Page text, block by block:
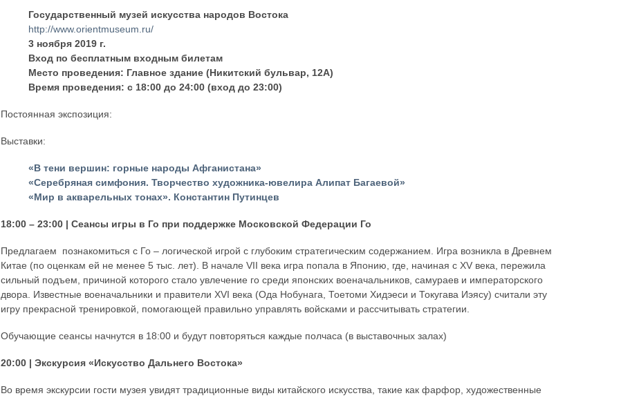
Государственный музей искусства народов Востока
http://www.orientmuseum.ru/
3 ноября 2019 г.
Вход по бесплатным входным билетам
Место проведения: Главное здание (Никитский бульвар, 12А)
Время проведения: с 18:00 до 24:00 (вход до 23:00)
Постоянная экспозиция:
Выставки:
«В тени вершин: горные народы Афганистана»
«Серебряная симфония. Творчество художника-ювелира Алипат Багаевой»
«Мир в акварельных тонах». Константин Путинцев
18:00 – 23:00 | Сеансы игры в Го при поддержке Московской Федерации Го
Предлагаем познакомиться c Го – логической игрой с глубоким стратегическим содержанием. Игра возникла в Древнем
Китае (по оценкам ей не менее 5 тыс. лет). В начале VII века игра попала в Японию, где, начиная с XV века, пережила
сильный подъем, причиной которого стало увлечение го среди японских военачальников, самураев и императорского
двора. Известные военачальники и правители XVI века (Ода Нобунага, Тоетоми Хидэеси и Токугава Иэясу) считали эту
игру прекрасной тренировкой, помогающей правильно управлять войсками и рассчитывать стратегии.
Обучающие сеансы начнутся в 18:00 и будут повторяться каждые полчаса (в выставочных залах)
20:00 | Экскурсия «Искусство Дальнего Востока»
Во время экскурсии гости музея увидят традиционные виды китайского искусства, такие как фарфор, художественные